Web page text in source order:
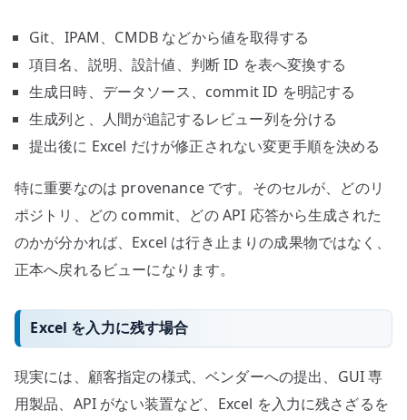
Git、IPAM、CMDB などから値を取得する
項目名、説明、設計値、判断 ID を表へ変換する
生成日時、データソース、commit ID を明記する
生成列と、人間が追記するレビュー列を分ける
提出後に Excel だけが修正されない変更手順を決める
特に重要なのは provenance です。そのセルが、どのリ
ポジトリ、どの commit、どの API 応答から生成された
のかが分かれば、Excel は行き止まりの成果物ではなく、
正本へ戻れるビューになります。
Excel を入力に残す場合
現実には、顧客指定の様式、ベンダーへの提出、GUI 専
用製品、API がない装置など、Excel を入力に残さざるを